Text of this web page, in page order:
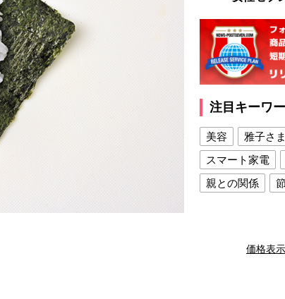
注目キーワ
美容 雅子さま
スマート家電
親との関係
夫との関係価格表